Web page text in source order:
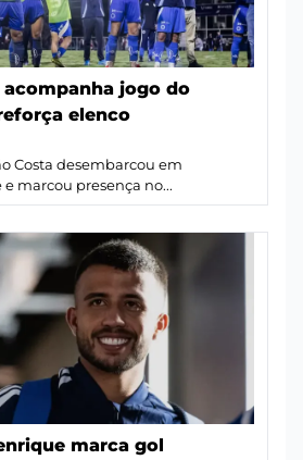
acompanha jogo do
elenco
Costa desembarcou em
marcou presença no...
marca gol